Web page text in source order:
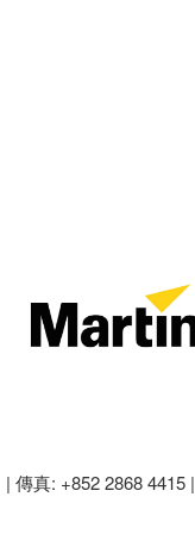
傳真: +852 2868 4415 |